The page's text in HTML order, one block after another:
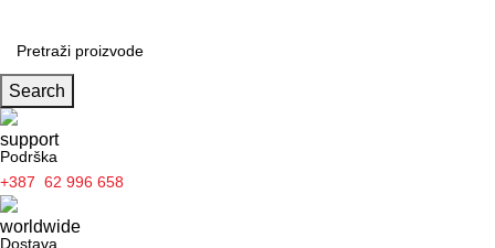
Search
Podrška
+387 62 996 658
Dostava